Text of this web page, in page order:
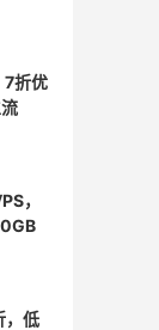
折优
，
，低